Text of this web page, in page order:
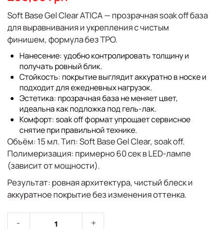
галереи
изображений
Soft Base Gel Clear ATICA— прозрачнаяsoak offбаза
длявыравниванияи укрепления с чистым
финишем, формулабез TPO.
Нанесение: удобно контролировать толщину и
получать ровный блик.
Стойкость: покрытие выглядит аккуратно в носке и
подходит для ежедневных нагрузок.
Эстетика: прозрачная база не меняет цвет,
идеальна как подложка под гель-лак.
Комфорт: soak off формат упрощает сервисное
снятие при правильной технике.
Объём: 15 мл.Тип:Soft Base Gel Clear, soak off.
Полимеризация: примерно 60 сек в LED-лампе
(зависит от мощности).
Результат: ровная архитектура, чистый блеск и
аккуратное покрытие без изменения оттенка.